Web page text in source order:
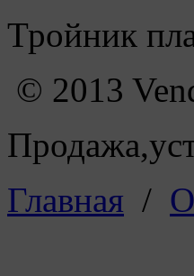
Тройник
© 2013
Главная /